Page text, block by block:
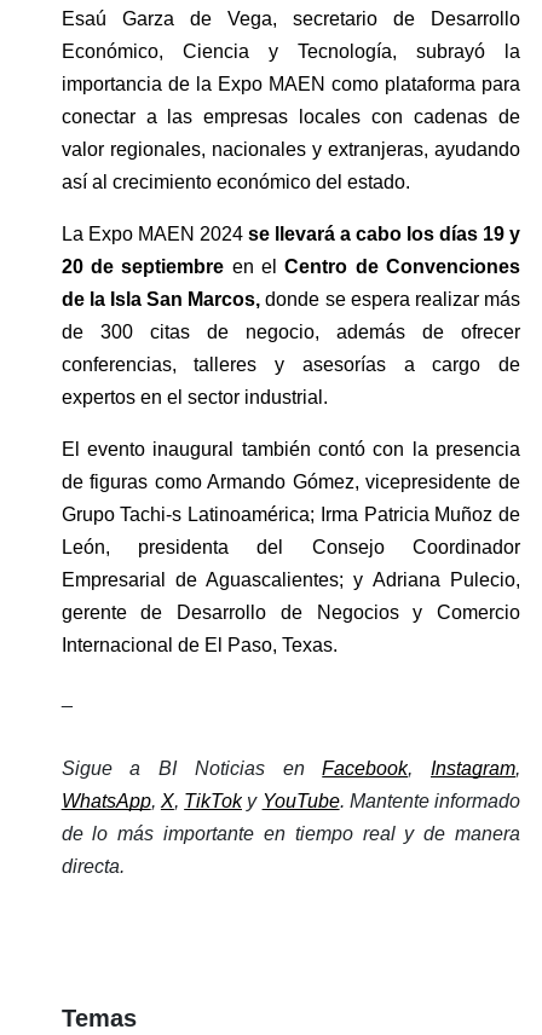
Esaú Garza de Vega, secretario de Desarrollo
Económico, Ciencia y Tecnología, subrayó la
importancia de la Expo MAEN como plataforma para
conectar a las empresas locales con cadenas de
valor regionales, nacionales y extranjeras, ayudando
así al crecimiento económico del estado.
La Expo MAEN 2024 se llevará a cabo los días 19 y
20 de septiembre en el Centro de Convenciones
de la Isla San Marcos, donde se espera realizar más
de 300 citas de negocio, además de ofrecer
conferencias, talleres y asesorías a cargo de
expertos en el sector industrial.
El evento inaugural también contó con la presencia
de figuras como Armando Gómez, vicepresidente de
Grupo Tachi-s Latinoamérica; Irma Patricia Muñoz de
León, presidenta del Consejo Coordinador
Empresarial de Aguascalientes; y Adriana Pulecio,
gerente de Desarrollo de Negocios y Comercio
Internacional de El Paso, Texas.
Sigue a BI Noticias en Facebook, Instagram,
WhatsApp, X, TikTok y YouTube. Mantente informado
de lo más importante en tiempo real y de manera
directa.
Temas